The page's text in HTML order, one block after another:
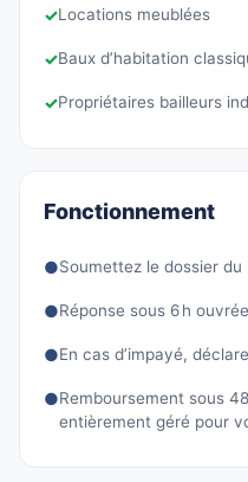
✓Locations meublées
✓Baux d’habitation
✓Propriétaires bailleurs
Fonctionnement
●Soumettez le dossier
●Réponse sous 6 h
●En cas d’impayé,
●Remboursement sous
entièrement géré pour